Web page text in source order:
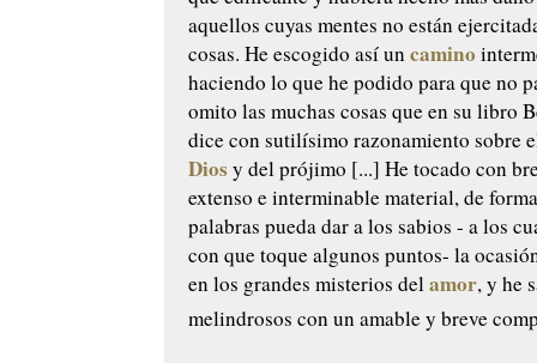
aquellos cuyas mentes no están
cosas. He escogido así uncamino
haciendo lo que he podido para que no
omito las muchas cosas que en su libro
dice con sutilísimo razonamiento sobre
Diosy del prójimo [...] He tocado con
extenso e interminable material, de
palabras pueda dar a los sabios - a los
con que toque algunos puntos- la
en los grandes misterios delamor, y he
melindrosos con un amable y breve